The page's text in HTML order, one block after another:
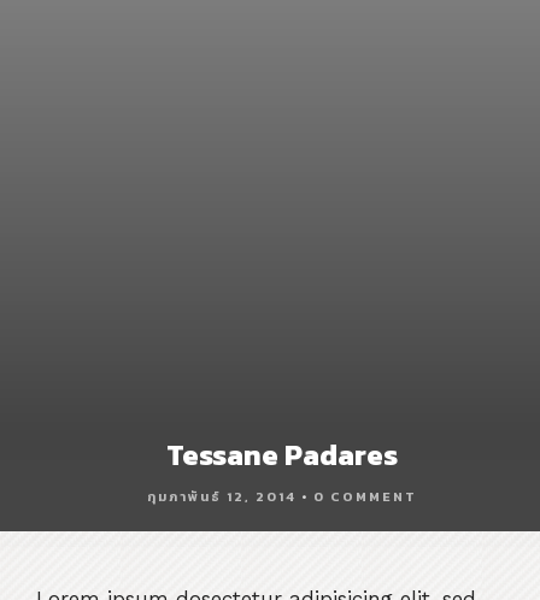
Tessane Padares
กุมภาพันธ์ 12, 2014 • 0 COMMENT